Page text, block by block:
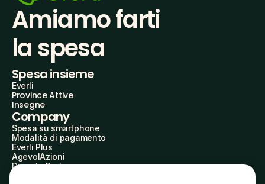
Amiamo farti
la spesa
Spesa insieme
Everli
Province Attive
Insegne
Company
Spesa su smartphone
Modalità di pagamento
Everli Plus
AgevolAzioni
Diventa Partner